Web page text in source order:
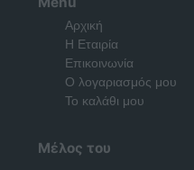
Αρχική
Η Εταιρία
Επικοινωνία
Ο λογαριασμός μου
Το καλάθι μου
Μέλος του